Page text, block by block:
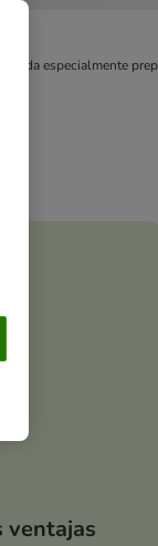
especialmente
ventajas